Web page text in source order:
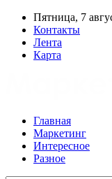
Пятница, 7
Контакты
Лента
Карта
Главная
Маркетинг
Интересное
Разное